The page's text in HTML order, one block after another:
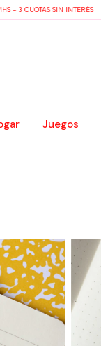
3 CUOTAS SIN INTERÉS
Juegos